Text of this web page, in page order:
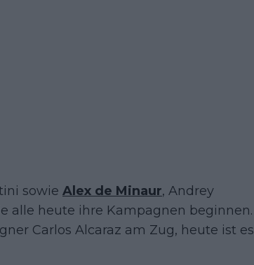
sowie Alex de Minaur, Andrey
alle heute ihre Kampagnen beginnen.
Carlos Alcaraz am Zug, heute ist es